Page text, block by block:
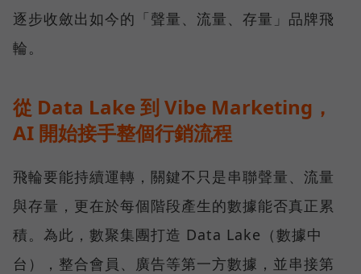
逐步收斂出如今的「聲量、流量、存量」品牌飛
輪。
從 Data Lake 到 Vibe Marketing，
AI 開始接手整個行銷流程
飛輪要能持續運轉，關鍵不只是串聯聲量、流量
與存量，更在於每個階段產生的數據能否真正累
積。為此，數聚集團打造 Data Lake（數據中
台），整合會員、廣告等第一方數據，並串接第